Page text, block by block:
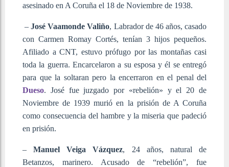
asesinado en A Coruña el 18 de Noviembre de 1938.
–José Vaamonde Valiño, Labrador de 46 años, casado
con Carmen Romay Cortés, tenían 3 hijos pequeños.
Afiliado a CNT, estuvo prófugo por las montañas casi
toda la guerra. Encarcelaron a su esposa y él se entregó
para que la soltaran pero la encerraron en el penal del
Dueso. José fue juzgado por «rebelión» y el 20 de
Noviembre de 1939 murió en la prisión de A Coruña
como consecuencia del hambre y la miseria que padeció
en prisión.
–Manuel Veiga Vázquez, 24 años, natural de
Betanzos, marinero. Acusado de “rebelión”, fue